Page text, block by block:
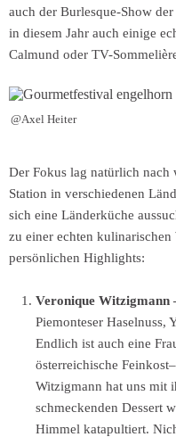
auch der Burlesque-Show
in diesem Jahr auch einige
Calmund oder TV-
@Axel Heiter
Der Fokus lag natürlich nach
Station in verschiedenen
sich eine Länderküche
zu einer echten kulinarischen
persönlichen Highlights:
Veronique Witzigmann
Piemonteser Haselnuss,
Endlich ist auch eine
österreichische
Witzigmann hat uns mit
schmeckenden Dessert
Himmel katapultiert.